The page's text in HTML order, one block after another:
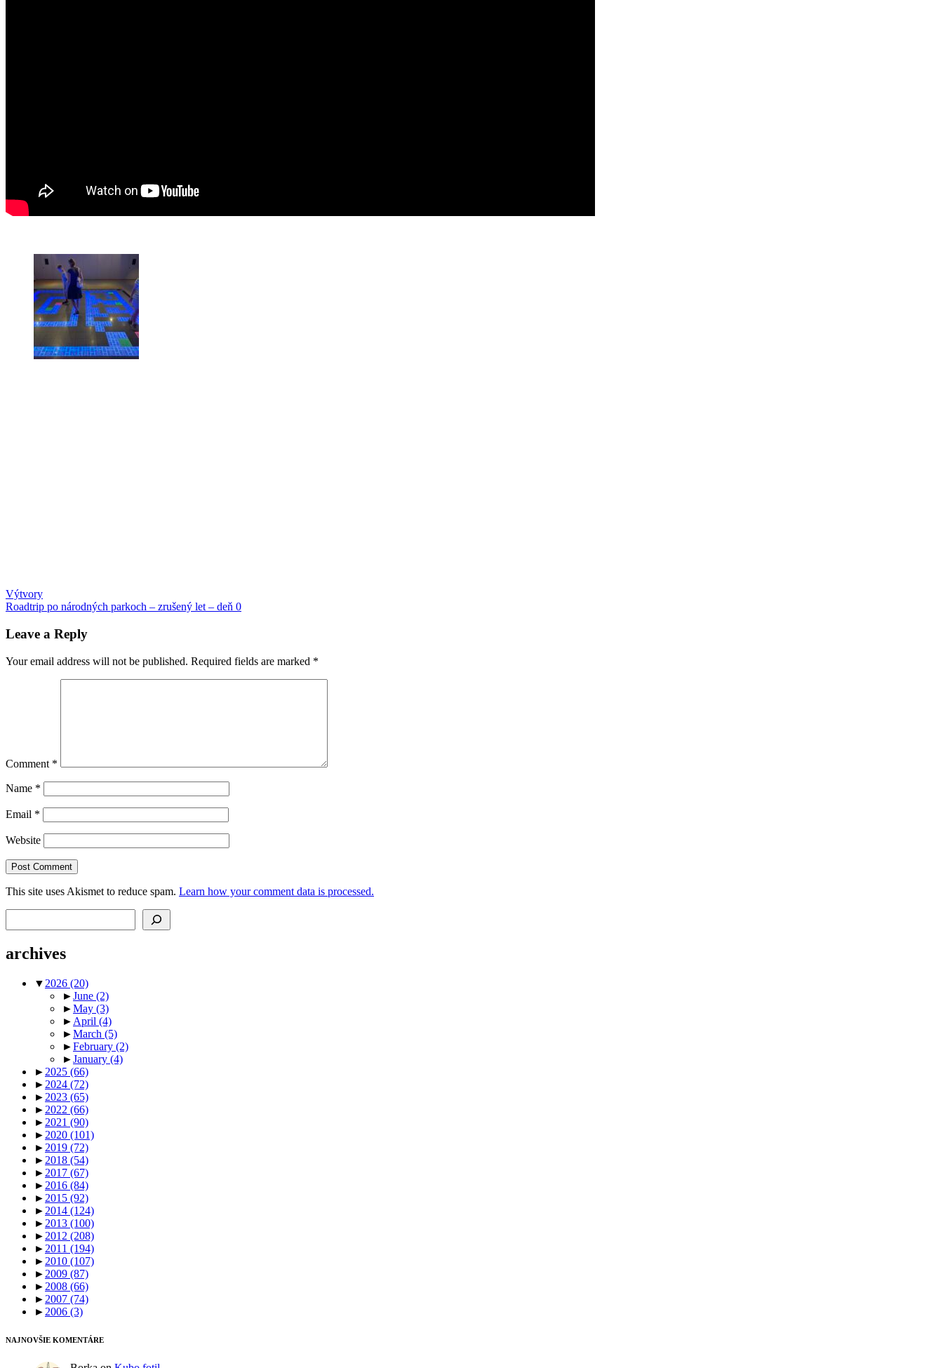
matematika
York
s
Post
navigation
Previous
Post:
Výtvory
Next
Roadtrip po národných parkoch – zrušený let – deň 0
Leave a Reply
Your email address will not be published. Required fields are marked *
Comment *
Name *
Email *
Website
This site uses Akismet to reduce spam. Learn how your comment data is processed.
archives
▼ 2026 (20)
►June (2)
►May (3)
► April (4)
►March (5)
►February (2)
►January (4)
► 2025 (66)
► 2024 (72)
► 2023 (65)
► 2022 (66)
► 2021 (90)
► 2020 (101)
► 2019 (72)
► 2018 (54)
► 2017 (67)
► 2016 (84)
► 2015 (92)
► 2014 (124)
► 2013 (100)
► 2012 (208)
► 2011 (194)
► 2010 (107)
► 2009 (87)
► 2008 (66)
► 2007 (74)
► 2006 (3)
NAJNOVŠIE KOMENTÁRE